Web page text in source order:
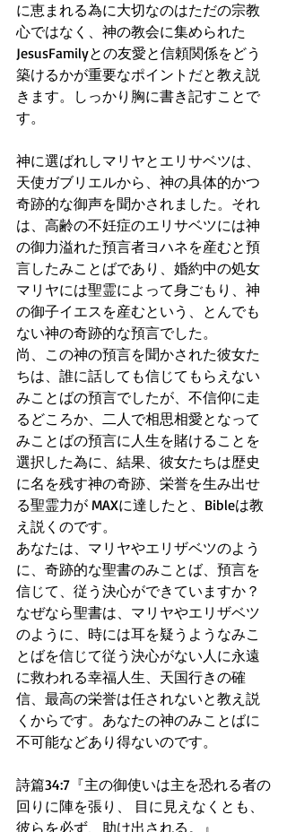
に恵まれる為に大切なのはただの宗教
心ではなく、神の教会に集められた
JesusFamilyとの友愛と信頼関係をどう
築けるかが重要なポイントだと教え説
きます。しっかり胸に書き記すことで
す。
神に選ばれしマリヤとエリサベツは、
天使ガブリエルから、神の具体的かつ
奇跡的な御声を聞かされました。それ
は、高齢の不妊症のエリサベツには神
の御力溢れた預言者ヨハネを産むと預
言したみことばであり、婚約中の処女
マリヤには聖霊によって身ごもり、神
の御子イエスを産むという、とんでも
ない神の奇跡的な預言でした。
尚、この神の預言を聞かされた彼女た
ちは、誰に話しても信じてもらえない
みことばの預言でしたが、不信仰に走
るどころか、二人で相思相愛となって
みことばの預言に人生を賭けることを
選択した為に、結果、彼女たちは歴史
に名を残す神の奇跡、栄誉を生み出せ
る聖霊力が MAXに達したと、Bibleは教
え説くのです。
あなたは、マリヤやエリザベツのよう
に、奇跡的な聖書のみことば、預言を
信じて、従う決心ができていますか？
なぜなら聖書は、マリヤやエリザベツ
のように、時には耳を疑うようなみこ
とばを信じて従う決心がない人に永遠
に救われる幸福人生、天国行きの確
信、最高の栄誉は任されないと教え説
くからです。あなたの神のみことばに
不可能などあり得ないのです。
詩篇34:7『主の御使いは主を恐れる者の
回りに陣を張り、 目に見えなくとも、
彼らを必ず、助け出される。』